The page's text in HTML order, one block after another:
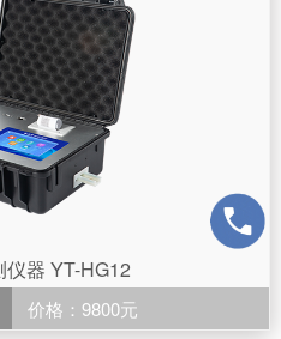
仪器 YT-HG12
价格：9800元